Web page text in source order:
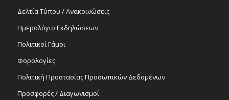
Δελτία Τύπου / Ανακοινώσεις
Ημερολόγιο Εκδηλώσεων
Πολιτικοί Γάμοι
Φορολογίες
Πολιτική Προστασίας Προσωπικών Δεδομένων
Προσφορές / Διαγωνισμοί